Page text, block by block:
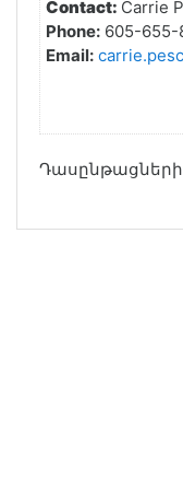
Contact: Carrie
Phone: 605-655-
Email:
Դասընթացների